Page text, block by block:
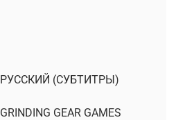
РУССКИЙ (СУБТИТРЫ)
GRINDING GEAR GAMES